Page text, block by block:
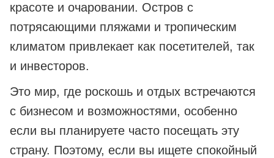
красоте и очаровании. Остров с
потрясающими пляжами и тропическим
климатом привлекает как посетителей, так
и инвесторов.
Это мир, где роскошь и отдых встречаются
с бизнесом и возможностями, особенно
если вы планируете часто посещать эту
страну. Поэтому, если вы ищете спокойный